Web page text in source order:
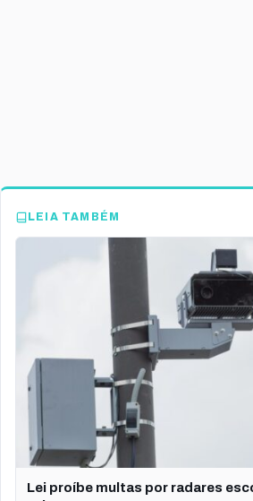
LEIA TAMBÉM
Lei proíbe multas por radares